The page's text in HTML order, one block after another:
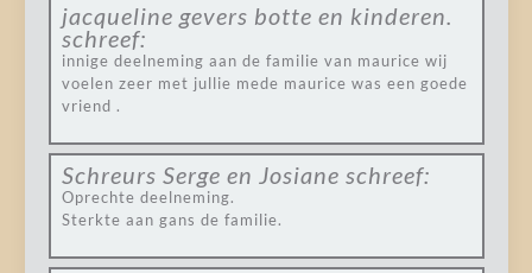
jacqueline gevers botte en kinderen.
schreef:
innige deelneming aan de familie van maurice wij
voelen zeer met jullie mede maurice was een goede
vriend .
Schreurs Serge en Josiane schreef:
Oprechte deelneming.
Sterkte aan gans de familie.